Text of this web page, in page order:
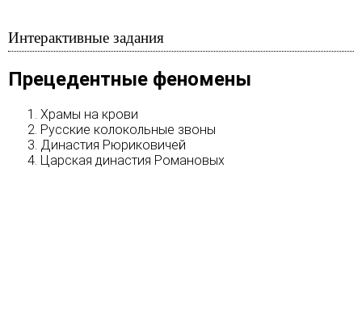
Интерактивные задания
Прецедентные феномены
Храмы на крови
Русские колокольные звоны
Династия Рюриковичей
Царская династия Романовых